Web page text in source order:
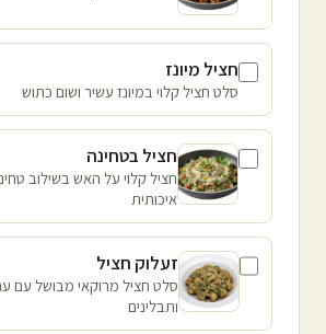
חציל מיונז
סלט חציל קלוי במיונז עשיר ושום כתוש
חציל בטחינה
חציל קלוי על האש בשילוב
איכותית
זעלוק חציל
סלט חציל מרוקאי מבושל עם
ותבלינים